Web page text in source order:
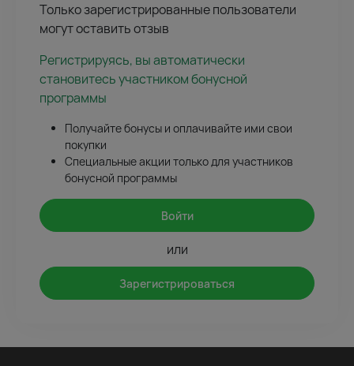
Только зарегистрированные пользователи
могут оставить отзыв
Регистрируясь, вы автоматически
становитесь участником бонусной
программы
Получайте бонусы и оплачивайте ими свои
покупки
Специальные акции только для участников
бонусной программы
Войти
или
Зарегистрироваться